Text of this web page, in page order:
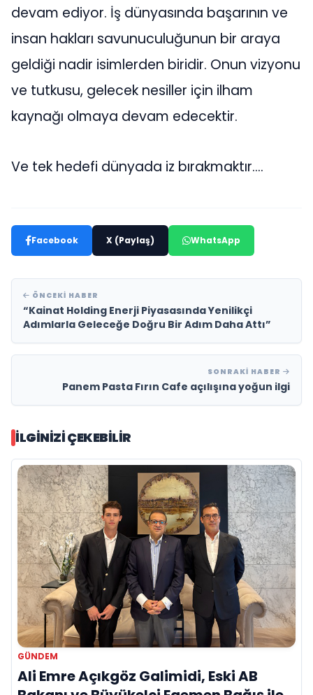
devam ediyor. İş dünyasında başarının ve
insan hakları savunuculuğunun bir araya
geldiği nadir isimlerden biridir. Onun vizyonu
ve tutkusu, gelecek nesiller için ilham
kaynağı olmaya devam edecektir.
Ve tek hedefi dünyada iz bırakmaktır….
Facebook X (Paylaş) WhatsApp
ÖNCEKI HABER
“Kainat Holding Enerji Piyasasında Yenilikçi
Adımlarla Geleceğe Doğru Bir Adım Daha Attı”
SONRAKI HABER
Panem Pasta Fırın Cafe açılışına yoğun ilgi
İLGINIZI ÇEKEBILIR
GÜNDEM
Ali Emre Açıkgöz Galimidi, Eski AB